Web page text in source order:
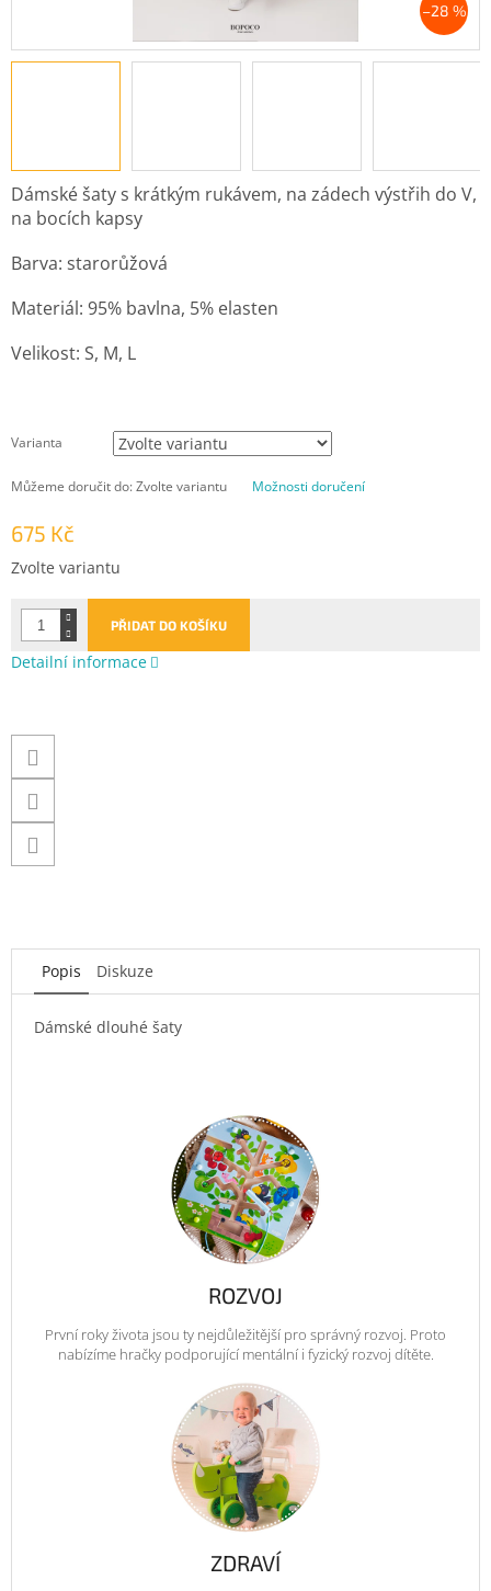
–28 %
675 Kč
Měrná
Zvolte variantu
Varianta
Můžeme doručit do:Zvolte variantu Možnosti doručení
PŘIDAT DO KOŠÍKU
Dámské šaty s krátkým rukávem, na zádech výstřih do V,
na bocích kapsy
Barva: starorůžová
Materiál: 95% bavlna, 5% elasten
Velikost: S, M, L
Detailní informace
Popis Diskuze
Dámské dlouhé šaty
ROZVOJ
První roky života jsou ty nejdůležitější pro správný rozvoj. Proto
nabízíme hračky podporující mentální i fyzický rozvoj dítěte.
ZDRAVÍ